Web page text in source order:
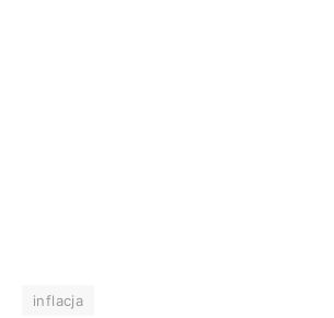
inflacja